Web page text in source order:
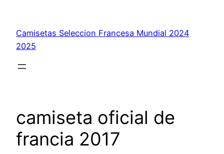
contenido
Camisetas Seleccion Francesa Mundial 2024
2025
camiseta oficial de
francia 2017